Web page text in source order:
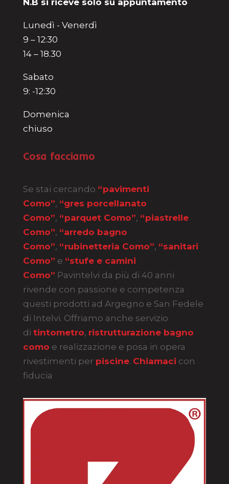
N.B si riceve solo su appuntamento
Lunedì - Venerdì
9 – 12:30
14 – 18.30
Sabato
9: -12:30
Domenica
chiuso
Cosa facciamo
Se stai cercando “pavimenti
Como”, “gres porcellanato
Como”, “parquet Como”, “piastrelle
Como”, “arredo bagno
Como”, “rubinetteria Como”, “sanitari
Como” e “stufe e camini
Como” Pavintelvi da più di 40 anni
rivende con passione e competenza
questi prodotti ad Argegno e San Fedele
di Intelvi. Offriamo anche servizio
di tintometro, ristrutturazione bagno
como e realizzazione e posa in opera
rivestimenti per piscine. Chiamaci con
fiducia